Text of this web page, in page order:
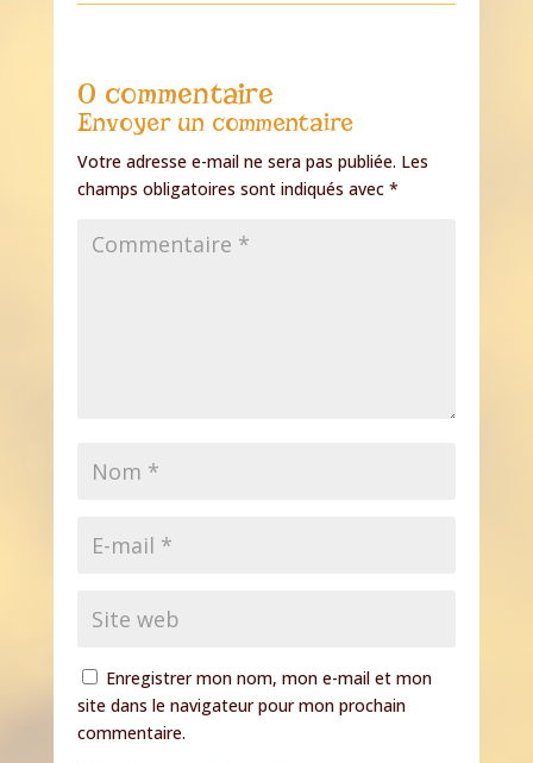
0 commentaire
Envoyer un commentaire
Votre adresse e-mail ne sera pas publiée. Les
champs obligatoires sont indiqués avec *
Enregistrer mon nom, mon e-mail et mon
site dans le navigateur pour mon prochain
commentaire.